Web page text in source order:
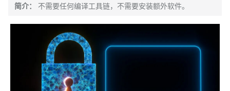
简介： 不需要任何编译工具链，不需要安装额外软件。